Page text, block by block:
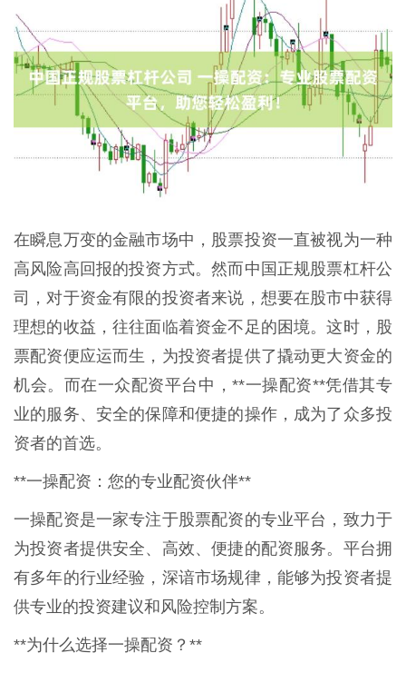
在瞬息万变的金融市场中，股票投资一直被视为一种
高风险高回报的投资方式。然而中国正规股票杠杆公
司，对于资金有限的投资者来说，想要在股市中获得
理想的收益，往往面临着资金不足的困境。这时，股
票配资便应运而生，为投资者提供了撬动更大资金的
机会。而在一众配资平台中，**一操配资**凭借其专
业的服务、安全的保障和便捷的操作，成为了众多投
资者的首选。
**一操配资：您的专业配资伙伴**
一操配资是一家专注于股票配资的专业平台，致力于
为投资者提供安全、高效、便捷的配资服务。平台拥
有多年的行业经验，深谙市场规律，能够为投资者提
供专业的投资建议和风险控制方案。
**为什么选择一操配资？**